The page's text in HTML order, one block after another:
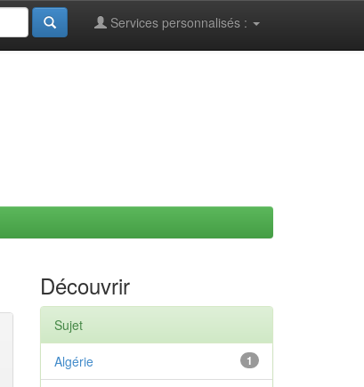
Services personnalisés :
Découvrir
Sujet
1
Algérie